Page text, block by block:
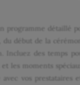
programme détaillé
du début de la
Incluez des temps
et les moments
avec vos prestataires